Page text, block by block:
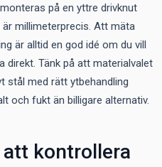
på en yttre drivknut
millimeterprecis. Att mäta
är alltid en god idé om du vill
direkt. Tänk på att materialvalet
stål med rätt ytbehandling
och fukt än billigare alternativ.
att kontrollera